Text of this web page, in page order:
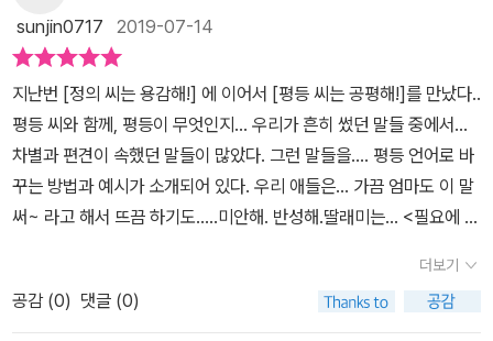
언어들. 사실상 가정에서도 많이 발생하고 있다. 우리 어린이들도 무
심결에 이미 남녀 차별을 배우고 있을지도..<평등씨는 공평해> 어린
이들을 위한 책이지만 어른도 함께 읽으며 자녀들과 평등, 공평을 실
천하고 평등감수성을 키워 나갔으면 좋겠다.​아들 딸들에게 미안하다.
아빠가 공평하게 하지 못해서..#평등 #공평 #차별 #권리 #책읽는곰
#같이사는가치 #평등씨는공평해
sunjin0717 2019-07-14
지난번 [정의 씨는 용감해!] 에 이어서 [평등 씨는 공평해!]를 만났다..
평등 씨와 함께, 평등이 무엇인지... 우리가 흔히 썼던 말들 중에서...
차별과 편견이 속했던 말들이 많았다. 그런 말들을.... 평등 언어로 바
꾸는 방법과 예시가 소개되어 있다. 우리 애들은... 가끔 엄마도 이 말
써~ 라고 해서 뜨끔 하기도.....미안해. 반성해.딸래미는... <필요에 따
같이 뽑고 나누려고 할 때, 친구가...' 우리집은 시골이라 쑥갓이 많
아.... 너는 시내살고, 쑥갓이 많이 없으니까 네가 더 많이 가져가~' 라
더보기
공감 (0) 댓글 (0)